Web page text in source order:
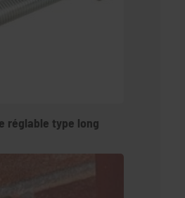
réglable type long